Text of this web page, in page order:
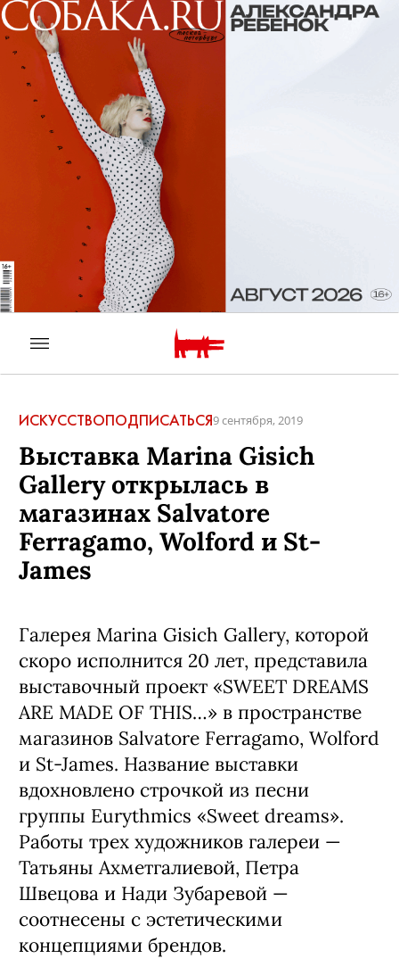
ИСКУССТВОПОДПИСАТЬСЯ9 сентября, 2019
Выставка Marina Gisich
Gallery открылась в
магазинах Salvatore
Ferragamo, Wolford и St-
James
Галерея Marina Gisich Gallery, которой
скоро исполнится 20 лет, представила
выставочный проект «SWEET DREAMS
ARE MADE OF THIS…» в пространстве
магазинов Salvatore Ferragamo, Wolford
и St-James. Название выставки
вдохновлено строчкой из песни
группы Eurythmics «Sweet dreams».
Работы трех художников галереи —
Татьяны Ахметгалиевой, Петра
Швецова и Нади Зубаревой —
соотнесены с эстетическими
концепциями брендов.